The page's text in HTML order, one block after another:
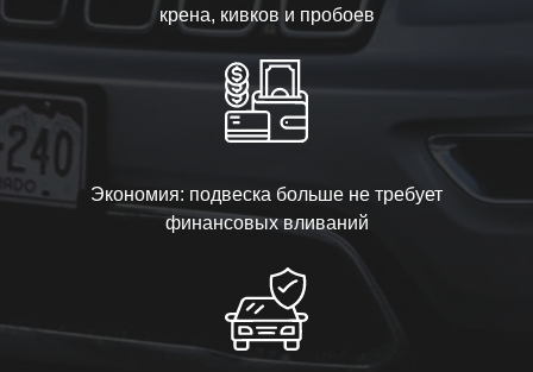
крена, кивков и пробоев
Экономия: подвеска больше не требует
финансовых вливаний